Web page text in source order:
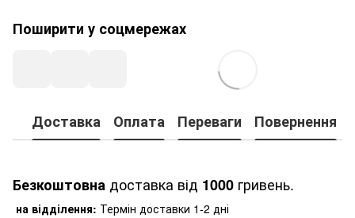
Поширити у соцмережах
Доставка Оплата Переваги Повернення
Безкоштовна доставка від 1000 гривень.
на відділення: Термін доставки 1-2 дні